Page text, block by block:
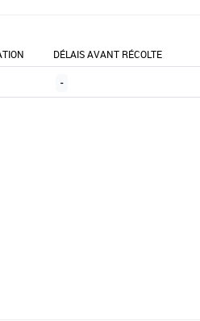
DÉLAIS AVANT RÉCOLTE
-